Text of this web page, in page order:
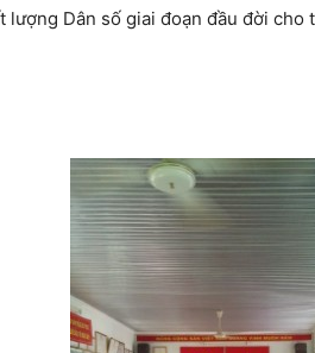
lượng Dân số giai đoạn đầu đời